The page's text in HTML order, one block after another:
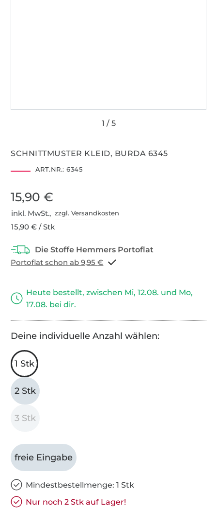
SCHNITTMUSTER KLEID, BURDA 6345
ART.NR.: 6345
15,90 €
inkl. MwSt.,zzgl. Versandkosten
15,90 € / Stk
Portoflat schon ab 9,95 €
Heute bestellt, zwischen Mi, 12.08. und Mo,
17.08. bei dir.
Deine individuelle Anzahl wählen:
1 Stk
2 Stk
3 Stk
freie Eingabe
Mindestbestellmenge: 1 Stk
Nur noch 2 Stk auf Lager!